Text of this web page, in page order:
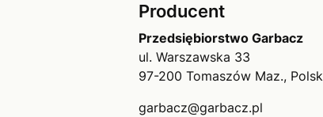
Producent
Przedsiębiorstwo Garbacz
ul. Warszawska 33
97-200 Tomaszów Maz.,
garbacz@garbacz.pl